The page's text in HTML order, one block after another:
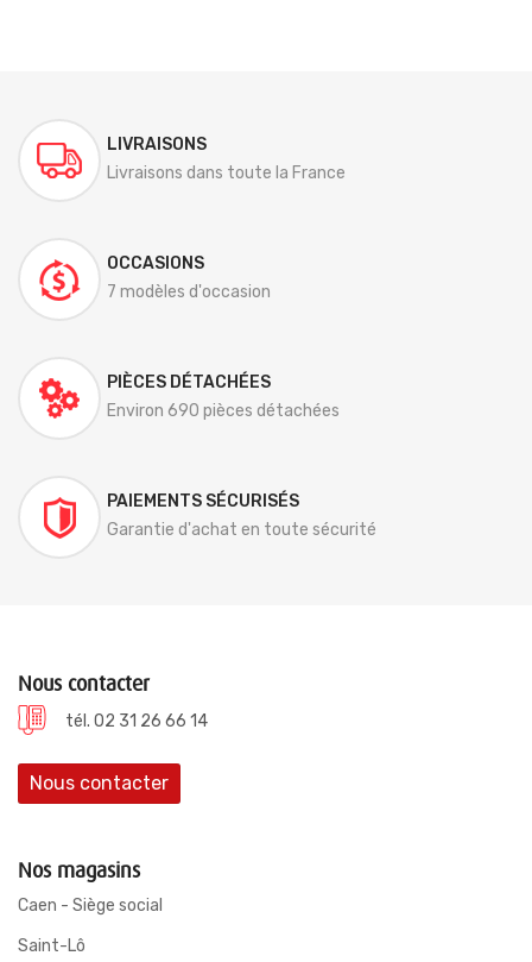
LIVRAISONS
Livraisons dans toute la France
OCCASIONS
7 modèles d'occasion
PIÈCES DÉTACHÉES
Environ 690 pièces détachées
PAIEMENTS SÉCURISÉS
Garantie d'achat en toute sécurité
Nous contacter
tél. 02 31 26 66 14
Nous contacter
Nos magasins
Caen - Siège social
Saint-Lô